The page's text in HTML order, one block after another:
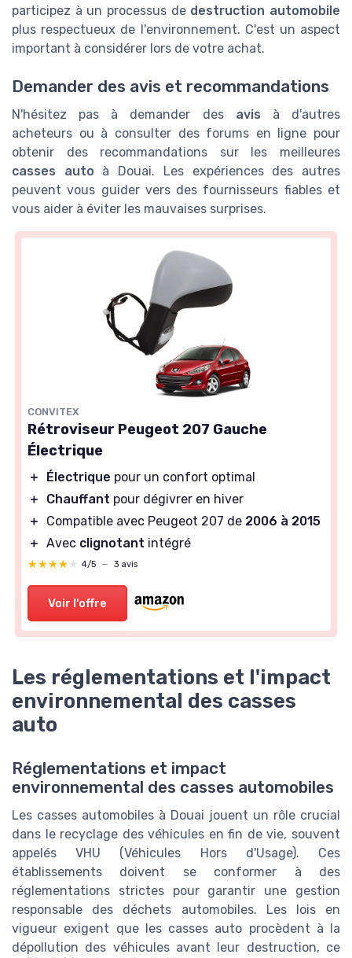
participez à un processus de destruction automobile
plus respectueux de l'environnement. C'est un aspect
important à considérer lors de votre achat.
Demander des avis et recommandations
N'hésitez pas à demander des avis à d'autres
acheteurs ou à consulter des forums en ligne pour
obtenir des recommandations sur les meilleures
casses auto à Douai. Les expériences des autres
peuvent vous guider vers des fournisseurs fiables et
vous aider à éviter les mauvaises surprises.
CONVITEX
Rétroviseur Peugeot 207 Gauche
Électrique
＋ Électrique pour un confort optimal
＋
Chauffant pour dégivrer en hiver
＋
Compatible avec Peugeot 207 de 2006 à 2015
＋ Avec clignotant intégré
★★★★★
★★★★★ 4/5 — 3 avis
Voir l'offre
Les réglementations et l'impact
environnemental des casses
auto
Réglementations et impact
environnemental des casses automobiles
Les casses automobiles à Douai jouent un rôle crucial
dans le recyclage des véhicules en fin de vie, souvent
appelés VHU (Véhicules Hors d'Usage). Ces
établissements doivent se conformer à des
réglementations strictes pour garantir une gestion
responsable des déchets automobiles. Les lois en
vigueur exigent que les casses auto procèdent à la
dépollution des véhicules avant leur destruction, ce